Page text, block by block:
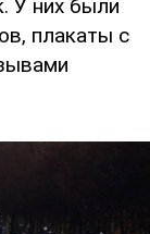
У них были
плакаты с